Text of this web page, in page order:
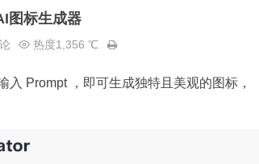
图标生成器
热度1,356 ℃
入 Prompt ，即可生成独特且美观的图标，